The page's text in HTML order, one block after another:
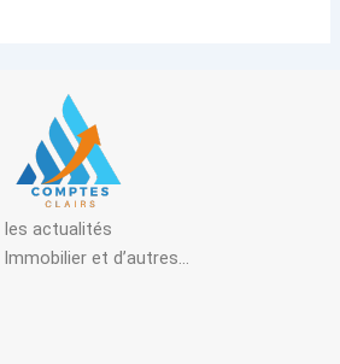
les actualités
et d’autres…